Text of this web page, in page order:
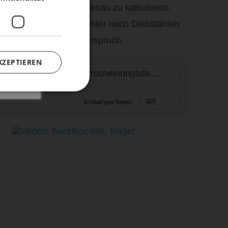
und –finanzierung genau zu kalkulieren
als Fahrradgutachter nach Diebstählen
in Dresden in Anspruch.
Sortierung:
Artikel pro Seite: